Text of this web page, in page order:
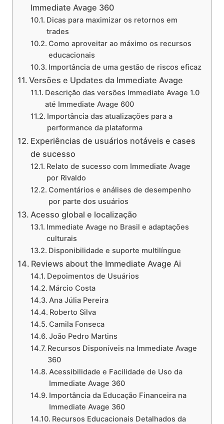
Immediate Avage 360
Dicas para maximizar os retornos em
trades
Como aproveitar ao máximo os recursos
educacionais
Importância de uma gestão de riscos eficaz
Versões e Updates da Immediate Avage
Descrição das versões Immediate Avage 1.0
até Immediate Avage 600
Importância das atualizações para a
performance da plataforma
Experiências de usuários notáveis e cases
de sucesso
Relato de sucesso com Immediate Avage
por Rivaldo
Comentários e análises de desempenho
por parte dos usuários
Acesso global e localização
Immediate Avage no Brasil e adaptações
culturais
Disponibilidade e suporte multilíngue
Reviews about the Immediate Avage Ai
Depoimentos de Usuários
Márcio Costa
Ana Júlia Pereira
Roberto Silva
Camila Fonseca
João Pedro Martins
Recursos Disponíveis na Immediate Avage
360
Acessibilidade e Facilidade de Uso da
Immediate Avage 360
Importância da Educação Financeira na
Immediate Avage 360
Recursos Educacionais Detalhados da